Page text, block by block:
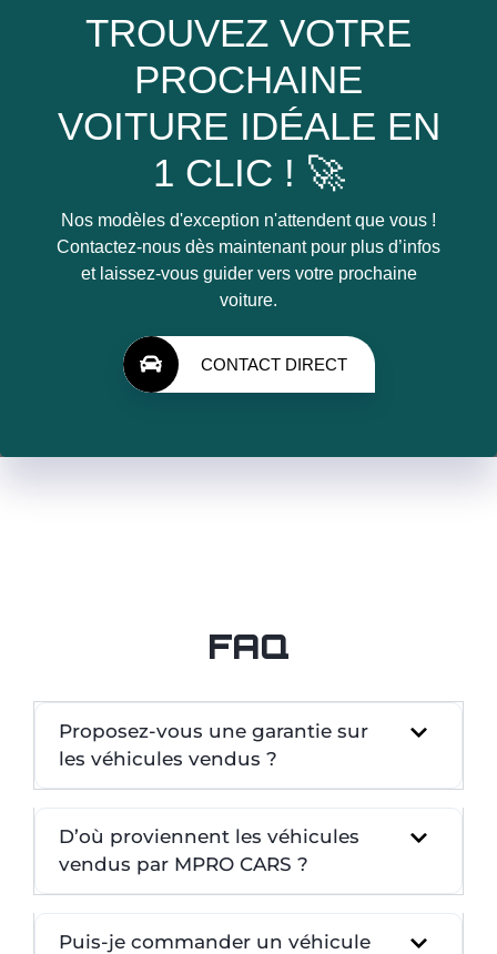
TROUVEZ VOTRE
PROCHAINE
VOITURE IDÉALE EN
1 CLIC ! 🚀
Nos modèles d'exception n'attendent que vous !
Contactez-nous dès maintenant pour plus d’infos
et laissez-vous guider vers votre prochaine
voiture.
CONTACT DIRECT
FAQ
Proposez-vous une garantie sur
les véhicules vendus ?
D’où proviennent les véhicules
vendus par MPRO CARS ?
Puis-je commander un véhicule